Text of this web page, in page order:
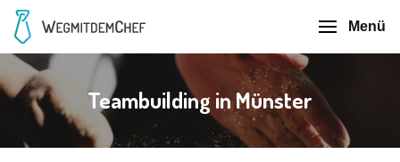
Menü
Teambuilding in Münster